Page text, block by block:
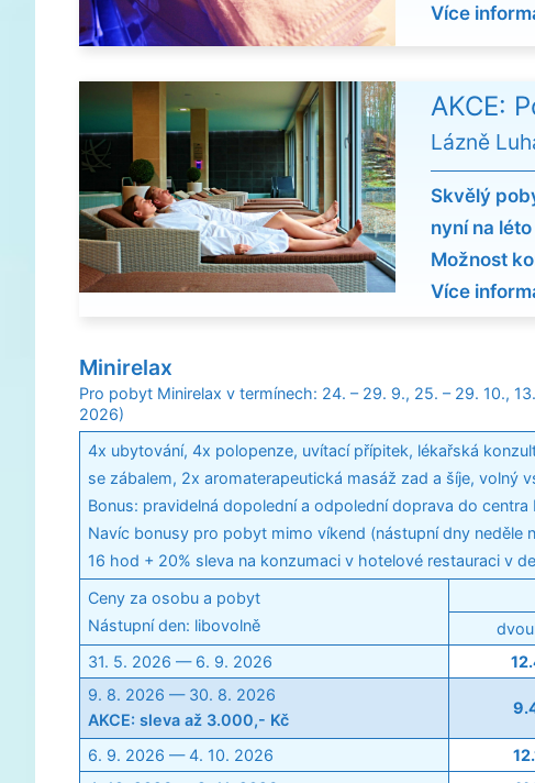
Více
AKCE:
Lázně
Skvělý
nyní na
Možnost
Více
Minirelax
Pro pobyt Minirelax v termínech: 24. – 29. 9., 25. – 29. 10.,
2026)
4x ubytování, 4x polopenze, uvítací přípitek, lékařská
se zábalem, 2x aromaterapeutická masáž zad a šíje, volný
Bonus: pravidelná dopolední a odpolední doprava do
Navíc bonusy pro pobyt mimo víkend (nástupní dny
16 hod + 20% sleva na konzumaci v hotelové restauraci v
Ceny za osobu a pobyt
Nástupní den: libovolně
31. 5. 2026 — 6. 9. 2026
9. 8. 2026 — 30. 8. 2026
AKCE: sleva až 3.000,- Kč
6. 9. 2026 — 4. 10. 2026